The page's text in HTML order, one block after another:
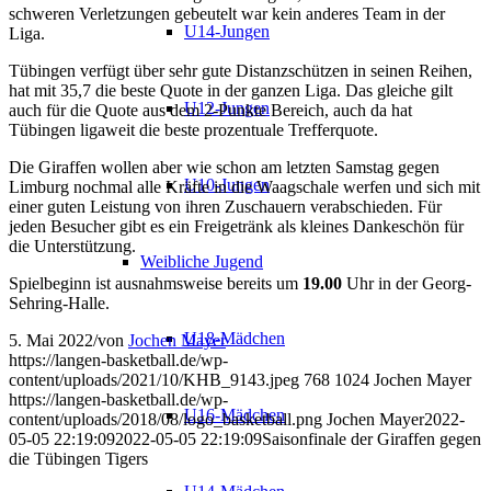
U14-Jungen
U12-Jungen
U10-Jungen
Weibliche Jugend
U18-Mädchen
U16-Mädchen
schweren Verletzungen gebeutelt war kein anderes Team in der
Liga.
Tübingen verfügt über sehr gute Distanzschützen in seinen Reihen,
hat mit 35,7 die beste Quote in der ganzen Liga. Das gleiche gilt
auch für die Quote aus dem 2-Punkte Bereich, auch da hat
Tübingen ligaweit die beste prozentuale Trefferquote.
Die Giraffen wollen aber wie schon am letzten Samstag gegen
Limburg nochmal alle Kräfte in die Waagschale werfen und sich mit
einer guten Leistung von ihren Zuschauern verabschieden. Für
jeden Besucher gibt es ein Freigetränk als kleines Dankeschön für
die Unterstützung.
Spielbeginn ist ausnahmsweise bereits um 19.00 Uhr in der Georg-
Sehring-Halle.
5. Mai 2022/von Jochen Mayer
https://langen-basketball.de/wp-
content/uploads/2021/10/KHB_9143.jpeg 768 1024 Jochen Mayer
https://langen-basketball.de/wp-
content/uploads/2018/08/logo_basketball.png Jochen Mayer2022-
05-05 22:19:092022-05-05 22:19:09Saisonfinale der Giraffen gegen
die Tübingen Tigers